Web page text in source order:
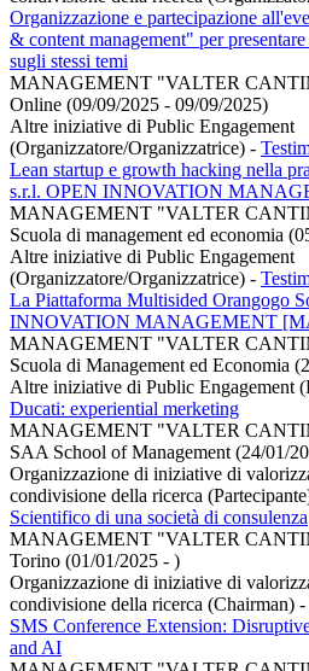
Organizzazione e partecipazione
& content management" per
sugli stessi temi
MANAGEMENT "VALTER
Online (09/09/2025 - 09/09/2025)
Altre iniziative di Public Engagement
(Organizzatore/Organizzatrice) -
Lean startup e growth hacking nella
s.r.l. OPEN INNOVATION
MANAGEMENT "VALTER
Scuola di management ed economia
Altre iniziative di Public Engagement
(Organizzatore/Organizzatrice) -
La Piattaforma Multisided Orangogo
INNOVATION MANAGEMENT
MANAGEMENT "VALTER
Scuola di Management ed Economia
Altre iniziative di Public Engagement
Ducati: experiential merketing
MANAGEMENT "VALTER
SAA School of Management (24/01/
Organizzazione di iniziative di
condivisione della ricerca
Scientifico di una società di consulenza
MANAGEMENT "VALTER
Torino (01/01/2025 - )
Organizzazione di iniziative di
condivisione della ricerca (Chairman) -
SMS Conference Extension:
and AI